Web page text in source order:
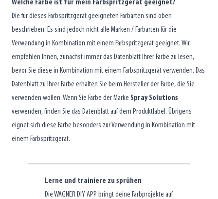
Welche Farbe ist für mein Farbspritzgerät geeignet?
Die für dieses Farbspritzgerät geeigneten Farbarten sind oben
beschrieben. Es sind jedoch nicht alle Marken / Farbarten für die
Verwendung in Kombination mit einem Farbspritzgerät geeignet. Wir
empfehlen Ihnen, zunächst immer das Datenblatt Ihrer Farbe zu lesen,
bevor Sie diese in Kombination mit einem Farbspritzgerät verwenden. Das
Datenblatt zu Ihrer Farbe erhalten Sie beim Hersteller der Farbe, die Sie
verwenden wollen. Wenn Sie Farbe der Marke Spray Solutions
verwenden, finden Sie das Datenblatt auf dem Produktlabel. Übrigens
eignet sich diese Farbe besonders zur Verwendung in Kombination mit
einem Farbspritzgerät.
Lerne und trainiere zu sprühen
Die WAGNER DIY APP bringt deine Farbprojekte auf